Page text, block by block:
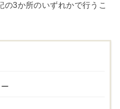
の3か所のいずれかで行うこ